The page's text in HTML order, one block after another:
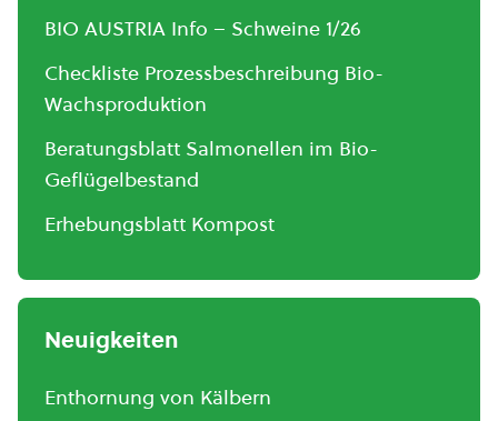
BIO AUSTRIA Info – Schweine 1/26
Checkliste Prozessbeschreibung Bio-
Wachsproduktion
Beratungsblatt Salmonellen im Bio-
Geflügelbestand
Erhebungsblatt Kompost
Neuigkeiten
Enthornung von Kälbern